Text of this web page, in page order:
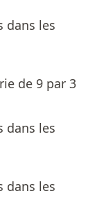
de 9 par 3